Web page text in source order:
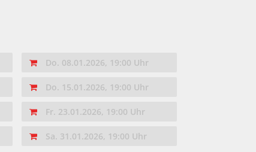
Do. 08.01.2026, 19:00 Uhr
Do. 15.01.2026, 19:00 Uhr
Fr. 23.01.2026, 19:00 Uhr
Sa. 31.01.2026, 19:00 Uhr